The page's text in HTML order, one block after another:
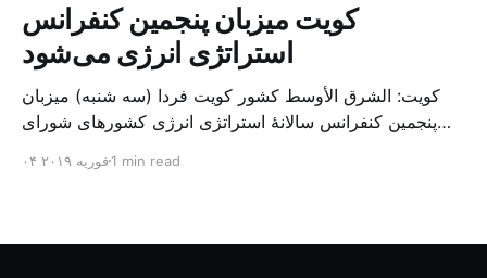
کویت میزبان پنجمین کنفرانس
استراتژی انرژی می‌شود
کویت: الشرق الأوسط کشور کویت فردا (سه شنبه) میزبان
پنجمین کنفرانس سالانهٔ استراتژی انرژی کشورهای شورای
متخصص از شرکت‌های جهانی نفت و گاز در این کنفرانس
۰۴ فوریه ۲۰۱۹1 min read